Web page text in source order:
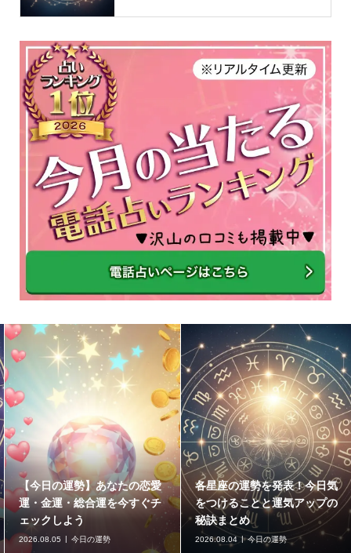
【今日の運勢】あなたの恋愛
運・金運・総合運を今すぐチ
ェックしよう
2026.08.05 今日の運勢
各星座の運勢を発表！今日気
をつけることと運気アップの
秘訣まとめ
2026.08.04 今日の運勢